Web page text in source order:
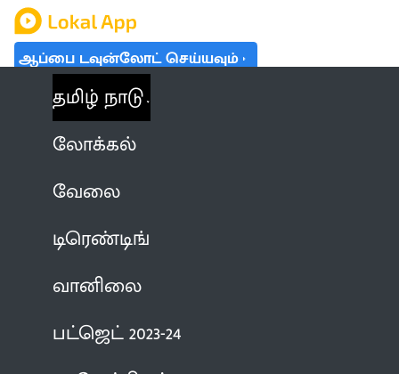
ஆப்பை டவுன்லோட் செய்யவும்
தமிழ் நாடு
லோக்கல்
வேலை
டிரெண்டிங்
வானிலை
பட்ஜெட் 2023-24